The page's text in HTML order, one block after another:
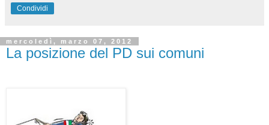
Condividi
mercoledì, marzo 07, 2012
La posizione del PD sui comuni